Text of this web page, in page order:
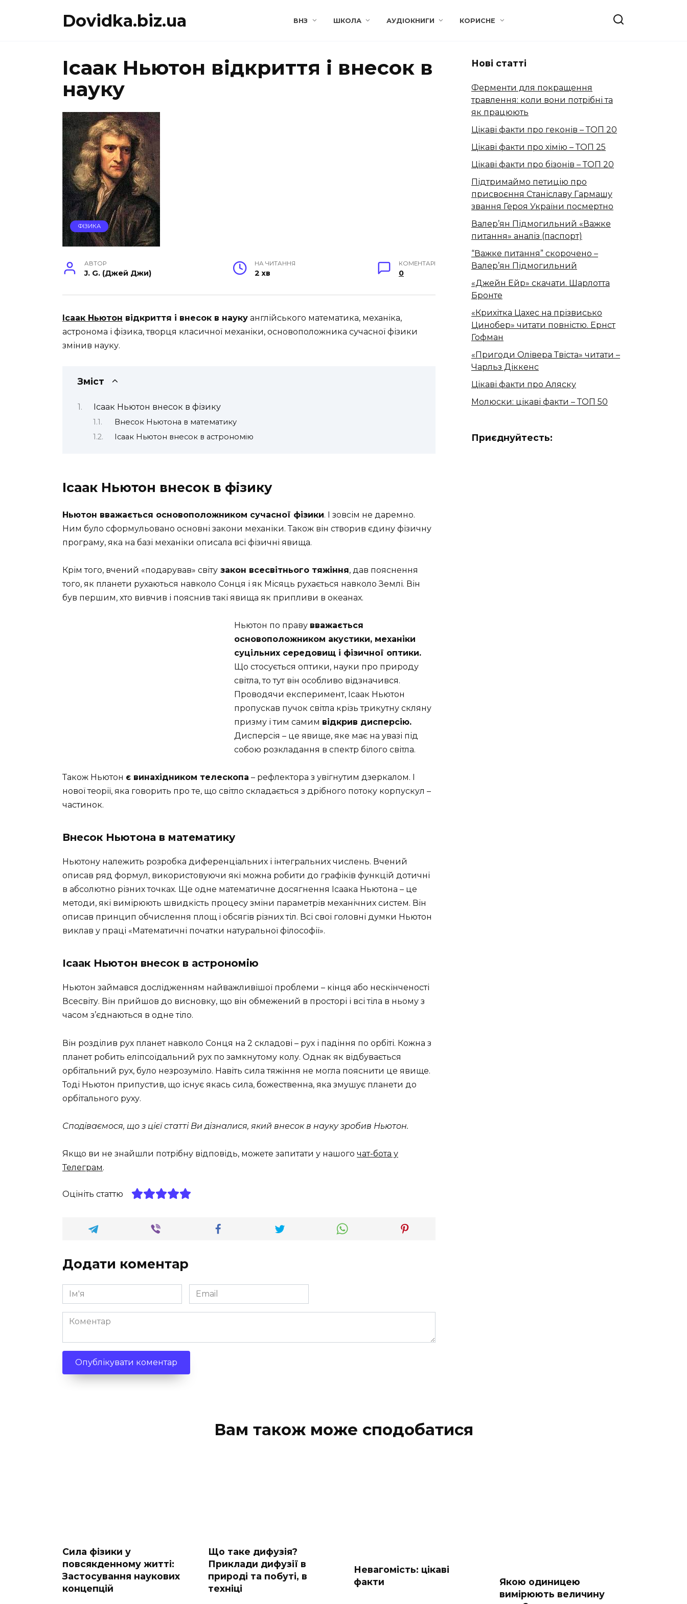
Dovidka.biz.ua ВНЗ ШКОЛА АУДІОКНИГИ КОРИСНЕ
Ісаак Ньютон відкриття і внесок в
науку
ФІЗИКА
АВТОР
J. G. (Джей Джи)
НА ЧИТАННЯ
2 хв
КОМЕНТАРІ
0
Ісаак Ньютон відкриття і внесок в науку англійського математика, механіка,
астронома і фізика, творця класичної механіки, основоположника сучасної фізики
змінив науку.
Зміст
Ісаак Ньютон внесок в фізику
Внесок Ньютона в математику
Ісаак Ньютон внесок в астрономію
Ісаак Ньютон внесок в фізику
Ньютон вважається основоположником сучасної фізики. І зовсім не даремно.
Ним було сформульовано основні закони механіки. Також він створив єдину фізичну
програму, яка на базі механіки описала всі фізичні явища.
Крім того, вчений «подарував» світу закон всесвітнього тяжіння, дав пояснення
того, як планети рухаються навколо Сонця і як Місяць рухається навколо Землі. Він
був першим, хто вивчив і пояснив такі явища як припливи в океанах.
Ньютон по праву вважається
основоположником акустики, механіки
суцільних середовищ і фізичної оптики.
Що стосується оптики, науки про природу
світла, то тут він особливо відзначився.
Проводячи експеримент, Ісаак Ньютон
пропускав пучок світла крізь трикутну скляну
призму і тим самим відкрив дисперсію.
Дисперсія – це явище, яке має на увазі під
собою розкладання в спектр білого світла.
Також Ньютон є винахідником телескопа – рефлектора з увігнутим дзеркалом. І
нової теорії, яка говорить про те, що світло складається з дрібного потоку корпускул –
частинок.
Внесок Ньютона в математику
Ньютону належить розробка диференціальних і інтегральних числень. Вчений
описав ряд формул, використовуючи які можна робити до графіків функцій дотичні
в абсолютно різних точках. Ще одне математичне досягнення Ісаака Ньютона – це
методи, які вимірюють швидкість процесу зміни параметрів механічних систем. Він
описав принцип обчислення площ і обсягів різних тіл. Всі свої головні думки Ньютон
виклав у праці «Математичні початки натуральної філософії».
Ісаак Ньютон внесок в астрономію
Ньютон займався дослідженням найважливішої проблеми – кінця або нескінченості
Всесвіту. Він прийшов до висновку, що він обмежений в просторі і всі тіла в ньому з
часом з’єднаються в одне тіло.
Він розділив рух планет навколо Сонця на 2 складові – рух і падіння по орбіті. Кожна з
планет робить еліпсоїдальний рух по замкнутому колу. Однак як відбувається
орбітальний рух, було незрозуміло. Навіть сила тяжіння не могла пояснити це явище.
Тоді Ньютон припустив, що існує якась сила, божественна, яка змушує планети до
орбітального руху.
Сподіваємося, що з цієї статті Ви дізналися, який внесок в науку зробив Ньютон.
Якщо ви не знайшли потрібну відповідь, можете запитати у нашого чат-бота у
Телеграм.
Оцініть статтю
Додати коментар
Ім'я
*
Email
*
Коментар
Нові статті
Ферменти для покращення
травлення: коли вони потрібні та
як працюють
Цікаві факти про геконів – ТОП 20
Цікаві факти про хімію – ТОП 25
Цікаві факти про бізонів – ТОП 20
Підтримаймо петицію про
присвоєння Станіславу Гармашу
звання Героя України посмертно
Валер’ян Підмогильний «Важке
питання» аналіз (паспорт)
“Важке питання” скорочено –
Валер’ян Підмогильний
«Джейн Ейр» скачати. Шарлотта
Бронте
«Крихітка Цахес на прізвисько
Цинобер» читати повністю. Ернст
Гофман
«Пригоди Олівера Твіста» читати –
Чарльз Діккенс
Цікаві факти про Аляску
Молюски: цікаві факти – ТОП 50
Приєднуйтесть:
Вам також може сподобатися
Сила фізики у
повсякденному житті:
Застосування наукових
концепцій
Що таке дифузія?
Приклади дифузії в
природі та побуті, в
техніці
Невагомість: цікаві
факти
Якою одиницею
вимірюють величину